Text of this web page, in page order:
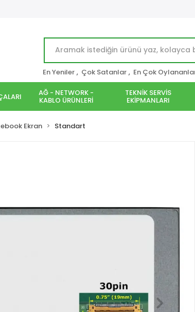
En Yeniler , Çok Satanlar , En Çok
AĞ - NETWORK -
KABLO ÜRÜNLERİ
TEKNİK SERVİS
EKİPMANLARI
Ekran Standart